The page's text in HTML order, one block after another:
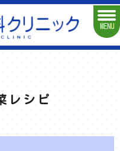
MENU
レシピ